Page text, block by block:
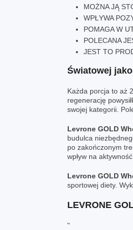
MOŻNA JĄ
WPŁYWA
POMAGA W
POLECANA
JEST TO
Światowej
Każda porcja to aż
regenerację
swojej kategorii.
Levrone GOLD
budulca
po zakończonym
wpływ na
Levrone GOLD
sportowej diety.
LEVRONE
"